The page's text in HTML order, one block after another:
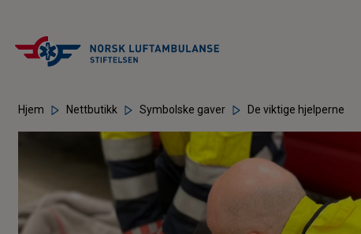
Hjem Nettbutikk Symbolske gaver De viktige hjelperne